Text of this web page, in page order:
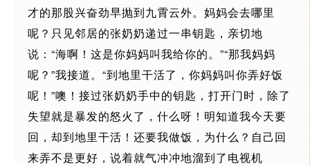
才的那股兴奋劲早抛到九霄云外。妈妈会去哪里
呢？只见邻居的张奶奶递过一串钥匙，亲切地
说：“海啊！这是你妈妈叫我给你的。”“那我妈妈
呢？”我接道。“到地里干活了，你妈妈叫你弄好饭
呢！”噢！接过张奶奶手中的钥匙，打开门时，除了
失望就是暴发的怒火了，什么呀！明知道我今天要
回，却到地里干活！还要我做饭，为什么？自己回
来弄不是更好，说着就气冲冲地溜到了电视机